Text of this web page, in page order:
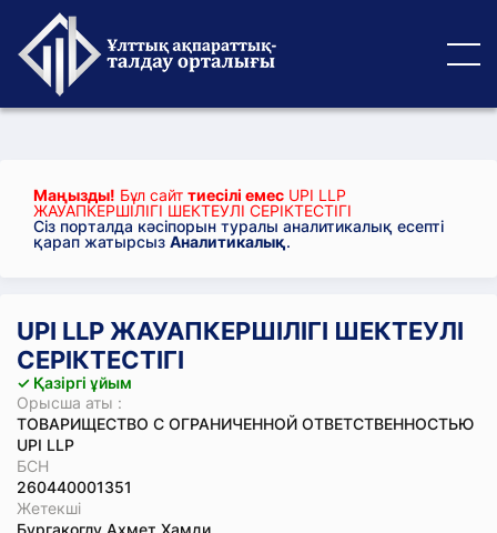
Маңызды! Бұл сайт тиесілі емес UPI LLP
ЖАУАПКЕРШІЛІГІ ШЕКТЕУЛІ СЕРІКТЕСТІГІ
Сіз порталда кәсіпорын туралы аналитикалық есепті
қарап жатырсыз Аналитикалық.
UPI LLP ЖАУАПКЕРШІЛІГІ ШЕКТЕУЛІ
СЕРІКТЕСТІГІ
✓ Қазіргі ұйым
Орысша аты :
ТОВАРИЩЕСТВО С ОГРАНИЧЕННОЙ ОТВЕТСТВЕННОСТЬЮ
UPI LLP
БСН
260440001351
Жетекші
Бургакоглу Ахмет Хамди